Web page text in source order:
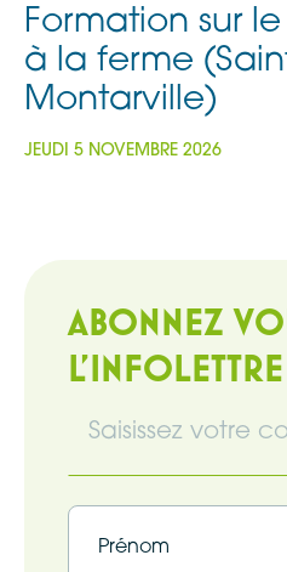
Formation sur
à la ferme
Montarville)
JEUDI 5 NOVEMBRE 2026
ABONNEZ
L'INFOLETTRE
Infolettre
Infolettre